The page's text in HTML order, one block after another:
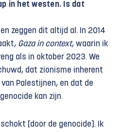
in het westen. Is dat
zeggen dit altijd al. In 2014
Gaza in context, waarin ik
als in oktober 2023. We
dat zionisme inherent
Palestijnen, en dat de
kan zijn.
[door de genocide]. Ik